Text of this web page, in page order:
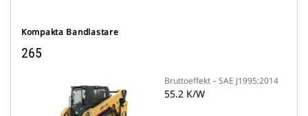
Kompakta Bandlastare
265
Bruttoeffekt – SAE J1995:2014
55.2 K/W